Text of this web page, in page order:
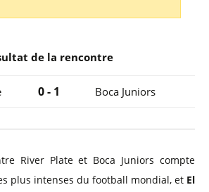
de la rencontre
0 - 1 Boca Juniors
River Plate et Boca Juniors compte
plus intenses du football mondial, et El